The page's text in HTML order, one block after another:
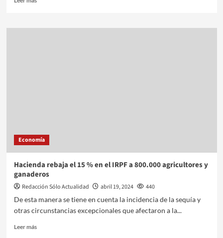
Economía
Hacienda rebaja el 15 % en el IRPF a 800.000 agricultores y
ganaderos
Redacción Sólo Actualidad abril 19, 2024
440
De esta manera se tiene en cuenta la incidencia de la sequía y
otras circunstancias excepcionales que afectaron a la...
Leer más